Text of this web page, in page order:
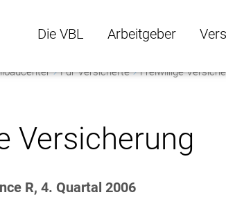
Die VBL
Die VBL Untermenü öffnen
Arbeitgeber
Arbeitgeber
Für Versicherte Freiwillige
Versicherung
R, 4. Quartal 2006